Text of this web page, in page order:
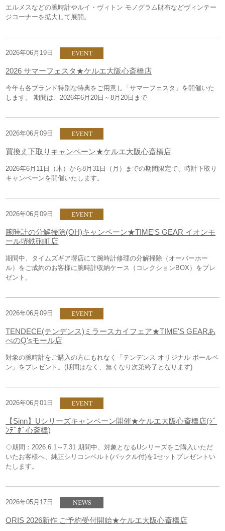
エルメスなどの腕時計やルイ・ヴィトン モノグラム財布などヴィンテー
ジコーナーを拡大して展開。
2026年06月19日
2026 サマーフェスタ★ケルエ大阪心斎橋店
今年も各ブランド特別な特典をご用意し「サマーフェスタ」を開催いた
します。 期間は、2026年6月20日～8月20日まで
2026年06月09日
買換え下取りキャンペーン★ケルエ大阪心斎橋店
2026年6月11日（木）から8月31日（月）までの期間限定で、時計下取り
キャンペーンを開催いたします。
2026年06月09日
腕時計の分解掃除(OH)キャンペーン★TIME'S GEAR イオンモ
ール堺鉄砲町店
期間中、タイムズギア堺店にて腕時計修理の分解掃除（オーバーホー
ル）をご成約のお客様に腕時計収納ケース（コレクションBOX）をプレ
ゼント。
2026年06月09日
TENDECE(テンデンス)ミラースカイフェア★TIME'S GEARあ
べのQ'sモール店
対象の腕時計をご購入の方にもれなく「テンデンス オリジナル ボールペ
ン」をプレゼント。(期間はなく、無くなり次第終了となります)
2026年06月01日
【Sinn】Uシリーズキャンペーン開催★ケルエ大阪心斎橋店(ｼﾞ
ﾝﾃﾞﾎﾟ心斎橋)
◇期間：2026.6.1～7.31 期間中、対象となるUシリーズをご購入いただ
いたお客様へ、純正シリコンベルト(バックル付)を1セットプレゼントい
たします。
2026年05月17日
ORIS 2026新作 ご予約受付開始★ケルエ大阪心斎橋店